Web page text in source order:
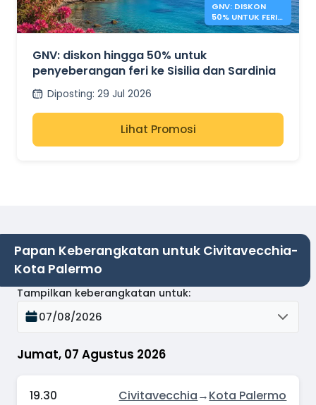
GNV: DISKON
50% UNTUK FERI
SISILIA &
GNV: diskon hingga 50% untuk
penyeberangan feri ke Sisilia dan Sardinia
Diposting: 29 Jul 2026
Lihat Promosi
Papan Keberangkatan untuk Civitavecchia-
Kota Palermo
Jumat, 07 Agustus 2026
Tampilkan keberangkatan untuk:
07/08/2026
19.30 Civitavecchia→Kota Palermo